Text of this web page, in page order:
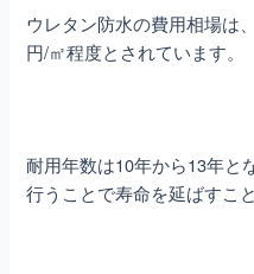
ウレタン防水の費用相場は
円/㎡程度とされています。
耐用年数は10年から13年と
行うことで寿命を延ばすこ